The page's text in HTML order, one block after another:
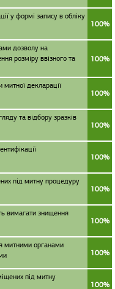
у формі запису в обліку
100%
дозволу на
розміру ввізного та
100%
декларації
100%
та відбору зразків
100%
100%
під митну процедуру
100%
вимагати знищення
100%
митними органами
100%
під митну
100%